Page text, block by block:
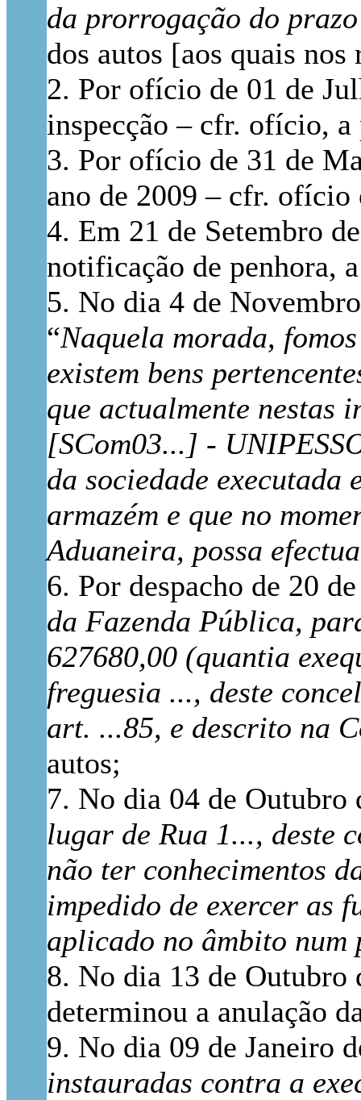
da prorrogação do
dos autos [aos quais
2. Por ofício de 01 de
inspecção – cfr. ofício, a
3. Por ofício de 31 de
ano de 2009 – cfr. ofício
4. Em 21 de Setembro
notificação de penhora,
5. No dia 4 de
“Naquela morada,
existem bens
que actualmente nestas
[SCom03...] -
da sociedade executada
armazém e que no
Aduaneira, possa
6. Por despacho de 20
da Fazenda Pública,
627680,00 (quantia
freguesia ..., deste
art. ...85, e descrito na
autos;
7. No dia 04 de Outubro
lugar de Rua 1..., deste
não ter conhecimentos
impedido de exercer as
aplicado no âmbito num
8. No dia 13 de
determinou a anulação
9. No dia 09 de Janeiro
instauradas contra a